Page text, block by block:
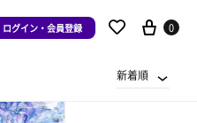
ログイン・会員登録 0
新着順